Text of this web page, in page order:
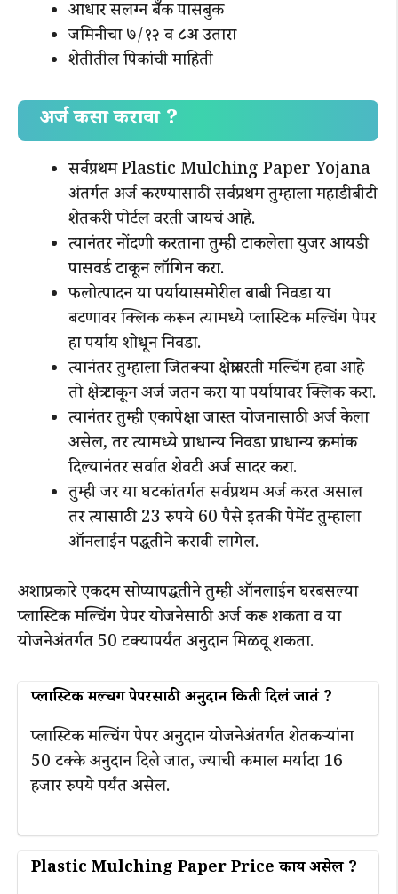
आधार सलग्न बँक पासबुक
जमिनीचा ७/१२ व ८अ उतारा
शेतीतील पिकांची माहिती
अर्ज कसा करावा ?
सर्वप्रथम Plastic Mulching Paper Yojana
अंतर्गत अर्ज करण्यासाठी सर्वप्रथम तुम्हाला महाडीबीटी
शेतकरी पोर्टल वरती जायचं आहे.
त्यानंतर नोंदणी करताना तुम्ही टाकलेला युजर आयडी
पासवर्ड टाकून लॉगिन करा.
फलोत्पादन या पर्यायासमोरील बाबी निवडा या
बटणावर क्लिक करून त्यामध्ये प्लास्टिक मल्चिंग पेपर
हा पर्याय शोधून निवडा.
त्यानंतर तुम्हाला जितक्या क्षेत्रावरती मल्चिंग हवा आहे
तो क्षेत्र टाकून अर्ज जतन करा या पर्यायावर क्लिक करा.
त्यानंतर तुम्ही एकापेक्षा जास्त योजनासाठी अर्ज केला
असेल, तर त्यामध्ये प्राधान्य निवडा प्राधान्य क्रमांक
दिल्यानंतर सर्वात शेवटी अर्ज सादर करा.
तुम्ही जर या घटकांतर्गत सर्वप्रथम अर्ज करत असाल
तर त्यासाठी 23 रुपये 60 पैसे इतकी पेमेंट तुम्हाला
ऑनलाईन पद्धतीने करावी लागेल.
अशाप्रकारे एकदम सोप्यापद्धतीने तुम्ही ऑनलाईन घरबसल्या
प्लास्टिक मल्चिंग पेपर योजनेसाठी अर्ज करू शकता व या
योजनेअंतर्गत 50 टक्यापर्यंत अनुदान मिळवू शकता.
प्लास्टिक मल्चिंग पेपरसाठी अनुदान किती दिलं जातं ?
प्लास्टिक मल्चिंग पेपर अनुदान योजनेअंतर्गत शेतकऱ्यांना
50 टक्के अनुदान दिले जात, ज्याची कमाल मर्यादा 16
हजार रुपये पर्यंत असेल.
Plastic Mulching Paper Price काय असेल ?